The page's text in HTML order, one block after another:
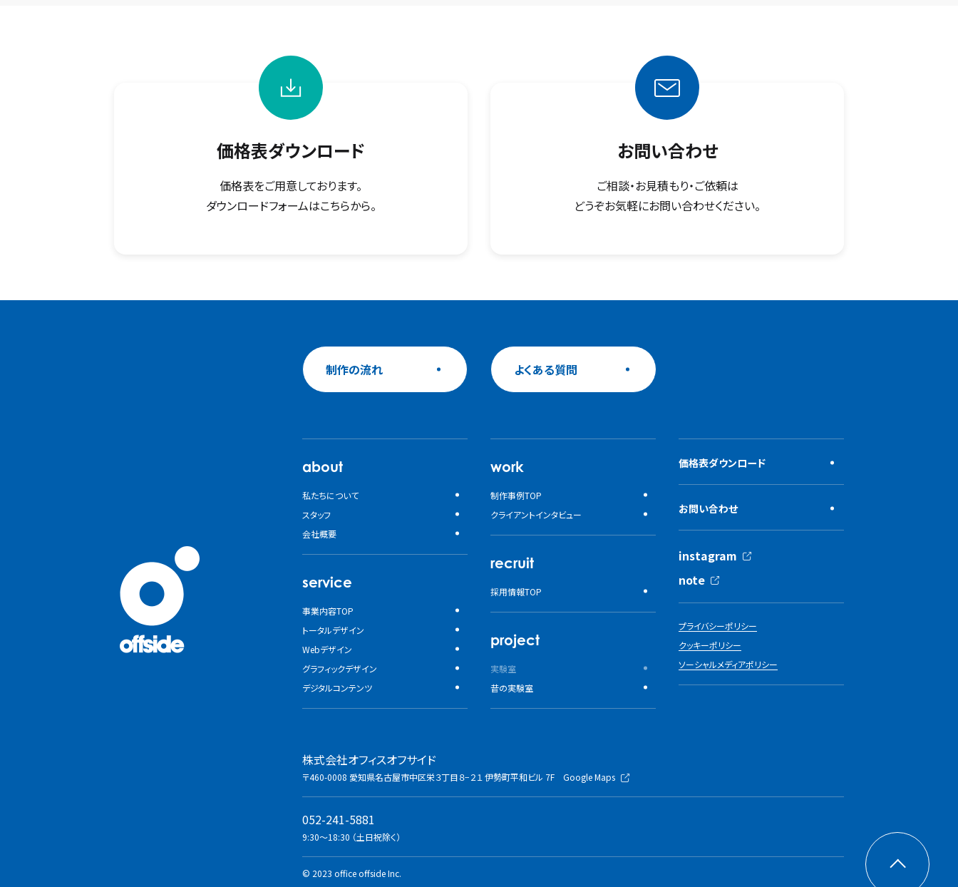
価格表ダウンロード
価格表をご用意しております。
ダウンロードフォームはこちらから。
お問い合わせ
ご相談・お見積もり・ご依頼は
どうぞお気軽にお問い合わせください。
制作の流れ よくある質問
about
私たちについて
スタッフ
会社概要
service
事業内容TOP
トータルデザイン
Webデザイン
グラフィックデザイン
デジタルコンテンツ
work
制作事例TOP
クライアントインタビュー
recruit
採用情報TOP
project
実験室
昔の実験室
価格表ダウンロード
お問い合わせ
instagram
note
プライバシーポリシー
クッキーポリシー
ソーシャルメディアポリシー
株式会社オフィスオフサイド
〒460-0008 愛知県名古屋市中区栄３丁目８−２１ 伊勢町平和ビル 7F Google Maps
052-241-5881
9:30〜18:30 （土日祝除く）
© 2023 office offside Inc.